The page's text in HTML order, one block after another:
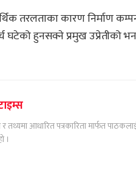
तरलताका कारण निर्माण
घटेको हुनसक्ने प्रमुख उप्रेतीको
र तथ्यमा आधारित पत्रकारिता मार्फत
।